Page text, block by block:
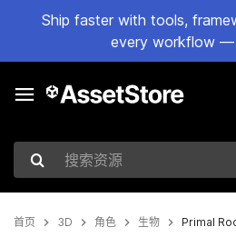
Ship faster with tools,
every workflow —
搜索资源
首页 3D 角色 生物 Primal